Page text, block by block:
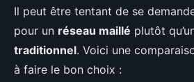
Il peut être tentant de se
pour un réseau maillé plutôt
traditionnel. Voici une
à faire le bon choix :